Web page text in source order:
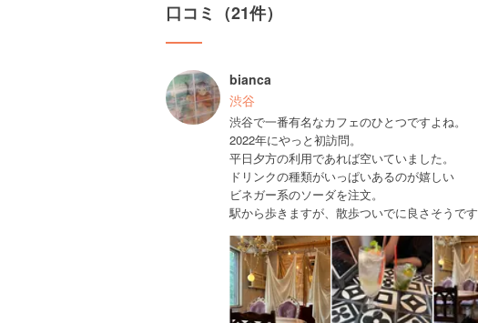
口コミ（21件）
bianca
渋谷
渋谷で一番有名なカフェのひとつですよね。
2022年にやっと初訪問。
平日夕方の利用であれば空いていました。
ドリンクの種類がいっぱいあるのが嬉しい
ビネガー系のソーダを注文。
駅から歩きますが、散歩ついでに良さそうです